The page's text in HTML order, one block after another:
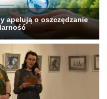
apelują o oszczędzanie